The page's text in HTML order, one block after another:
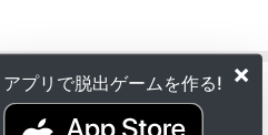
×
アプリで脱出ゲームを作る!